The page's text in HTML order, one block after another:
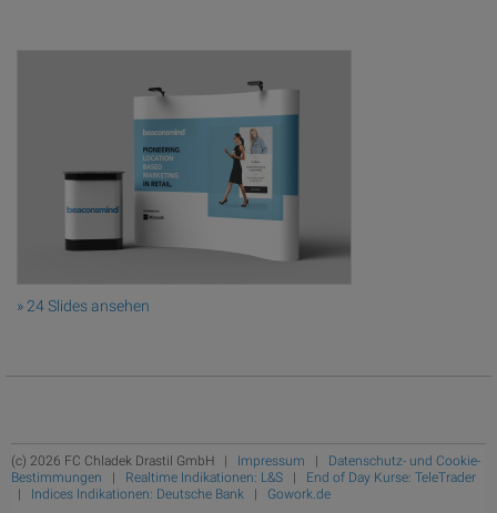
» 24 Slides ansehen
(c) 2026 FC Chladek Drastil GmbH | Impressum | Datenschutz- und Cookie-
Bestimmungen | Realtime Indikationen: L&S | End of Day Kurse: TeleTrader
| Indices Indikationen: Deutsche Bank | Gowork.de